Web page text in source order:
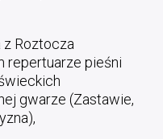
Roztocza
repertuarze pieśni
gwarze (Zastawie,